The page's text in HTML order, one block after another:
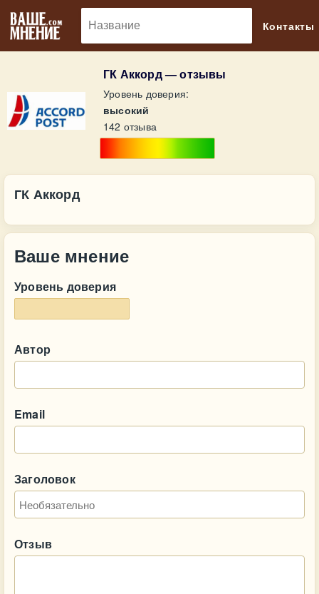
Контакты
ГК Аккорд — отзывы
Уровень доверия:
высокий
142 отзыва
ГК Аккорд
Ваше мнение
Уровень доверия
Автор
Email
Заголовок
Отзыв